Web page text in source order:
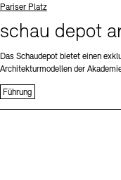
Standort
Pariser Platz
schau depot
Das Schaudepot bietet einen
Architekturmodellen der
Führung